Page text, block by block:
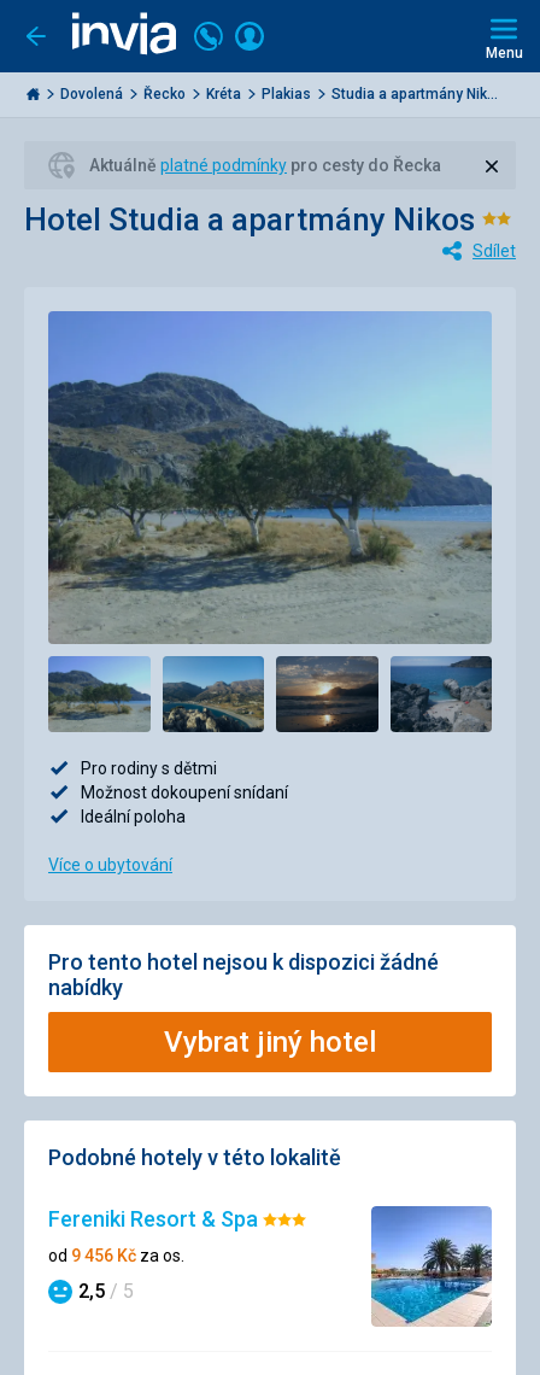
Jít
zpět
Invia.cz
Volejte
226
000
284
Přihlásit
Menu
Dovolená Řecko Kréta Plakias Studia a apartmány Nik...
Aktuálně platné podmínky pro cesty do Řecka
Hotel Studia a apartmány Nikos
2/5
Sdílet
Pro rodiny s dětmi
Možnost dokoupení snídaní
Ideální poloha
Více o ubytování
Pro tento hotel nejsou k dispozici žádné
nabídky
Vybrat jiný hotel
Podobné hotely v této lokalitě
Fereniki Resort & SpaHodnocení:
od 9 456 Kč za os.
Hodnocení
2,5 / 5